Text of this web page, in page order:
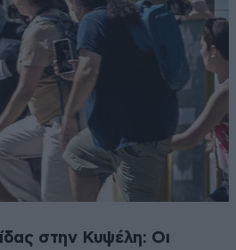
στην Κυψέλη: Οι